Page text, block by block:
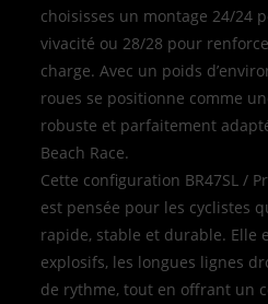
choisisses un montage 24/24
vivacité ou 28/28 pour
charge. Avec un poids
roues se positionne comme
robuste et parfaitement
Beach Race.
Cette configuration BR47SL /
est pensée pour les cyclistes
rapide, stable et durable. Elle
explosifs, les longues lignes
de rythme, tout en offrant un